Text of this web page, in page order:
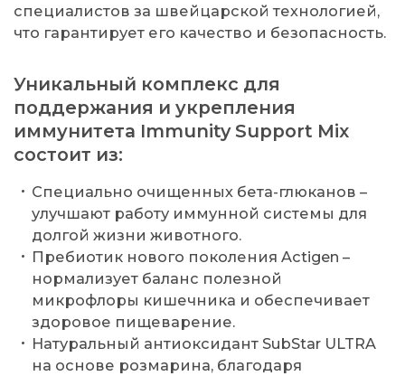
специалистов за швейцарской технологией,
что гарантирует его качество и безопасность.
Уникальный комплекс для
поддержания и укрепления
иммунитета Immunity Support Mix
состоит из:
Специально очищенных бета-глюканов –
улучшают работу иммунной системы для
долгой жизни животного.
Пребиотик нового поколения Actigen –
нормализует баланс полезной
микрофлоры кишечника и обеспечивает
здоровое пищеварение.
Натуральный антиоксидант SubStar ULTRA
на основе розмарина, благодаря